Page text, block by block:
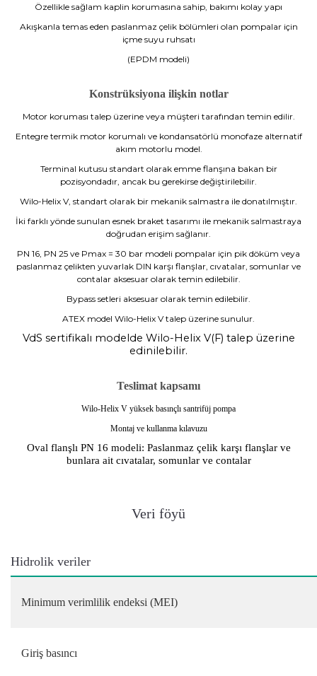
Özellikle sağlam kaplin korumasına sahip, bakımı kolay yapı
Akışkanla temas eden paslanmaz çelik bölümleri olan pompalar için
içme suyu ruhsatı
(EPDM modeli)
Konstrüksiyona ilişkin notlar
Motor koruması talep üzerine veya müşteri tarafından temin edilir.
Entegre termik motor korumalı ve kondansatörlü monofaze alternatif
akım motorlu model.
Terminal kutusu standart olarak emme flanşına bakan bir
pozisyondadır, ancak bu gerekirse değiştirilebilir.
Wilo-Helix V, standart olarak bir mekanik salmastra ile donatılmıştır.
İki farklı yönde sunulan esnek braket tasarımı ile mekanik salmastraya
doğrudan erişim sağlanır.
PN 16, PN 25 ve Pmax = 30 bar modeli pompalar için pik döküm veya
paslanmaz çelikten yuvarlak DIN karşı flanşlar, cıvatalar, somunlar ve
contalar aksesuar olarak temin edilebilir.
Bypass setleri aksesuar olarak temin edilebilir.
ATEX model Wilo-Helix V talep üzerine sunulur.
VdS sertifikalı modelde Wilo-Helix V(F) talep üzerine
edinilebilir.
Teslimat kapsamı
Wilo-Helix V yüksek basınçlı santrifüj pompa
Montaj ve kullanma kılavuzu
Oval flanşlı PN 16 modeli: Paslanmaz çelik karşı flanşlar ve
bunlara ait cıvatalar, somunlar ve contalar
Veri föyü
Hidrolik veriler
Minimum verimlilik endeksi (MEI)
Giriş basıncı